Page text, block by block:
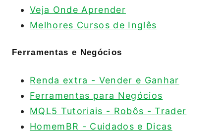
Veja Onde Aprender
Melhores Cursos de Inglês
Ferramentas e Negócios
Renda extra - Vender e Ganhar
Ferramentas para Negócios
MQL5 Tutoriais - Robôs - Trader
HomemBR - Cuidados e Dicas